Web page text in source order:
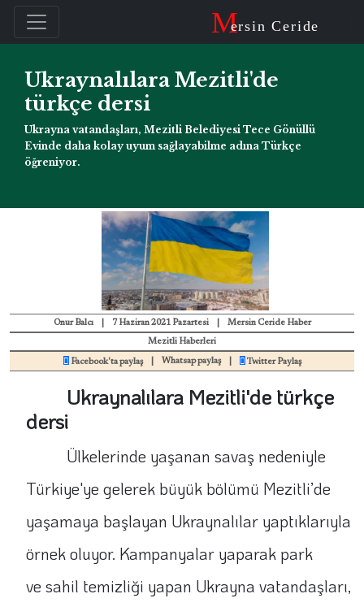
Mersin Ceride
Ukraynalılara Mezitli'de
türkçe dersi
Ukrayna vatandaşları, Mezitli Belediyesi Tece Gönüllü
Evinde daha kolay uyum sağlayabilme adına Türkçe
öğreniyor.
Onur Balcı 7 Haziran 2021 Pazartesi Mersin Ceride Haber
Mezitli Haberleri
Facebook'ta paylaş Whatsap paylaş Twitter Paylaş
Ukraynalılara Mezitli'de türkçe
dersi
Ülkelerinde yaşanan savaş nedeniyle
Türkiye'ye gelerek büyük bölümü Mezitli’de
yaşamaya başlayan Ukraynalılar yaptıklarıyla
örnek oluyor. Kampanyalar yaparak park
ve sahil temizliği yapan Ukrayna vatandaşları,